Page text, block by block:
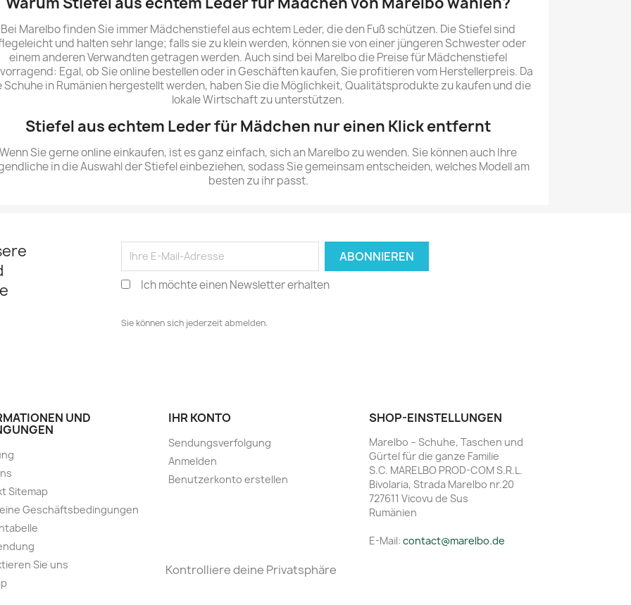
Bei Marelbo finden Sie immer Mädchenstiefel aus echtem Leder, die den Fuß schützen. Die Stiefel sind
und halten sehr lange; falls sie zu klein werden, können sie von einer jüngeren Schwester oder
einem anderen Verwandten getragen werden. Auch sind bei Marelbo die Preise für Mädchenstiefel
Egal, ob Sie online bestellen oder in Geschäften kaufen, Sie profitieren vom Herstellerpreis. Da
Schuhe in Rumänien hergestellt werden, haben Sie die Möglichkeit, Qualitätsprodukte zu kaufen und die
lokale Wirtschaft zu unterstützen.
Stiefel aus echtem Leder für Mädchen nur einen Klick entfernt
Wenn Sie gerne online einkaufen, ist es ganz einfach, sich an Marelbo zu wenden. Sie können auch Ihre
in die Auswahl der Stiefel einbeziehen, sodass Sie gemeinsam entscheiden, welches Modell am
besten zu ihr passt.
Ich möchte einen Newsletter erhalten
Sie können sich jederzeit abmelden.
UND
Sitemap
Geschäftsbedingungen
Sie uns
IHR KONTO
Sendungsverfolgung
Anmelden
Benutzerkonto erstellen
SHOP-EINSTELLUNGEN
Marelbo – Schuhe, Taschen und
Gürtel für die ganze Familie
S.C. MARELBO PROD-COM S.R.L.
Bivolaria, Strada Marelbo nr.20
727611 Vicovu de Sus
Rumänien
E-Mail: contact@marelbo.de
Kontrolliere deine Privatsphäre